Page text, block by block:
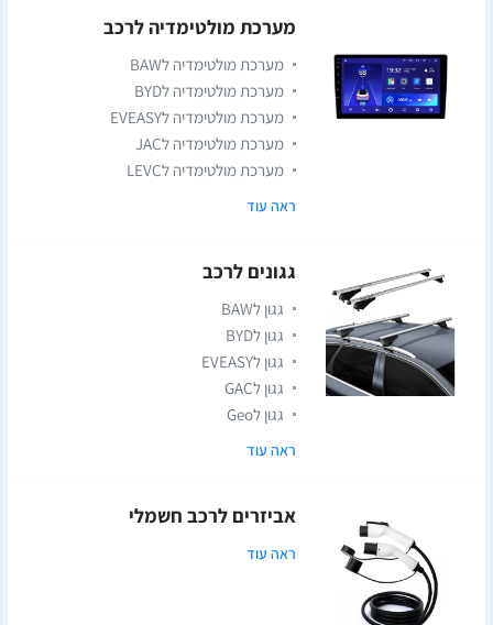
מערכת מולטימדיה לרכב
מערכת מולטימדיה לBAW
מערכת מולטימדיה לBYD
מערכת מולטימדיה לEVEASY
מערכת מולטימדיה לJAC
מערכת מולטימדיה לLEVC
ראה עוד
גגונים לרכב
גגון לBAW
גגון לBYD
גגון לEVEASY
גגון לGAC
גגון לGeo
ראה עוד
אביזרים לרכב חשמלי
ראה עוד